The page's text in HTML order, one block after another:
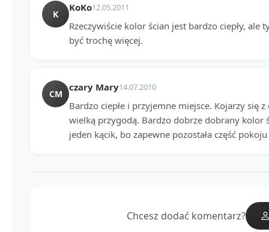
K
KoKo12.05.2011
Rzeczywiście kolor ścian jest bardzo ciepły, ale
być trochę więcej.
CM
czary Mary14.07.2010
Bardzo ciepłe i przyjemne miejsce. Kojarzy się
wielką przygodą. Bardzo dobrze dobrany kolor
jeden kącik, bo zapewne pozostała część
Chcesz dodać komentarz?